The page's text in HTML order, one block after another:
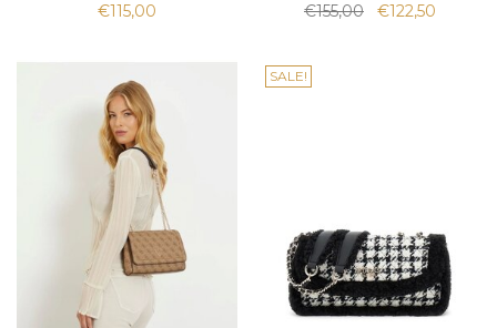
€115,00
€155,00
€122,50
SALE!